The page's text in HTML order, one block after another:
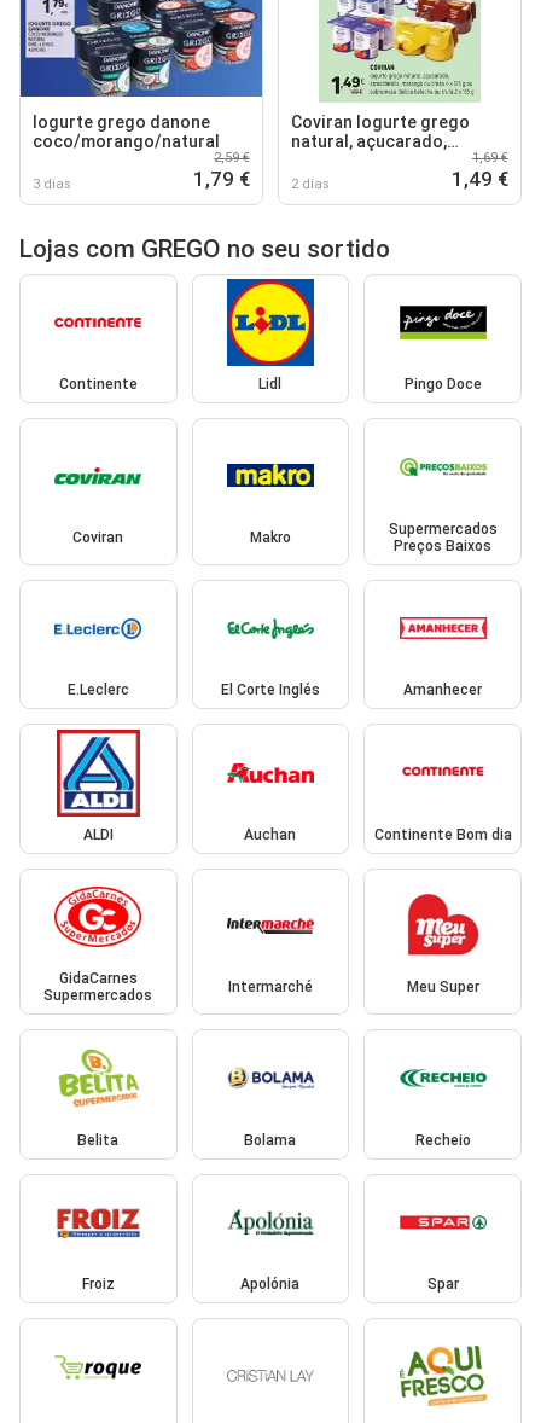
Iogurte grego danone
coco/morango/natural
3 dias
2,59 €
1,79 €
Coviran logurte grego
natural, açucarado,
stracciatella, morango ou
limão
2 dias
1,69 €
1,49 €
Lojas com GREGO no seu sortido
Continente Lidl Pingo Doce
Coviran Makro
Supermercados
Preços Baixos
E.Leclerc El Corte Inglés Amanhecer
ALDI Auchan Continente Bom dia
GidaCarnes
Supermercados
Intermarché Meu Super
Belita Bolama Recheio
Froiz Apolónia Spar